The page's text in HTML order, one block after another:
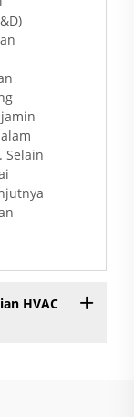
Selain
HVAC